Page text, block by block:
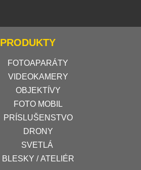
PRODUKTY
FOTOAPARÁTY
VIDEOKAMERY
OBJEKTÍVY
FOTO MOBIL
PRÍSLUŠENSTVO
DRONY
SVETLÁ
BLESKY / ATELIÉR